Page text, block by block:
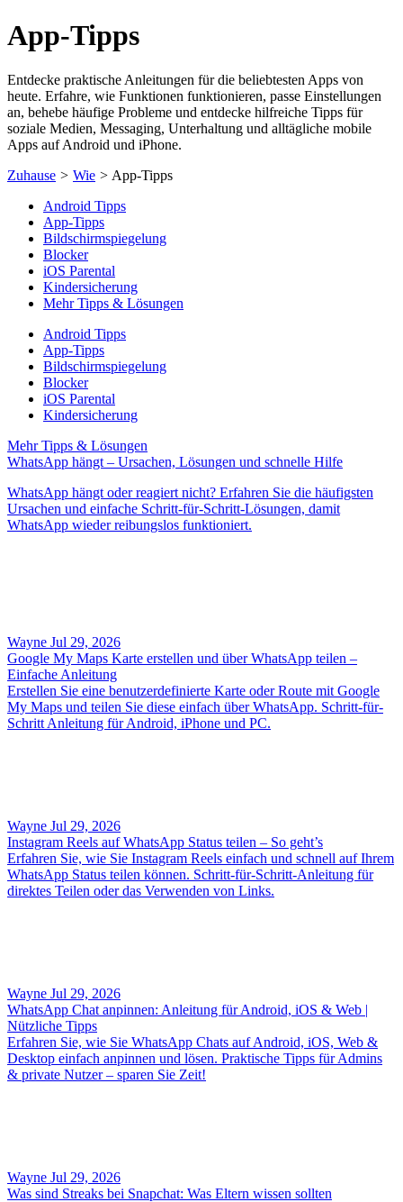
App-Tipps
Entdecke praktische Anleitungen für die beliebtesten Apps von
heute. Erfahre, wie Funktionen funktionieren, passe Einstellungen
an, behebe häufige Probleme und entdecke hilfreiche Tipps für
soziale Medien, Messaging, Unterhaltung und alltägliche mobile
Apps auf Android und iPhone.
Zuhause > Wie > App-Tipps
Android Tipps
App-Tipps
Bildschirmspiegelung
Blocker
iOS Parental
Kindersicherung
Mehr Tipps & Lösungen
Android Tipps
App-Tipps
Bildschirmspiegelung
Blocker
iOS Parental
Kindersicherung
Mehr Tipps & Lösungen
WhatsApp hängt – Ursachen, Lösungen und schnelle Hilfe
WhatsApp hängt oder reagiert nicht? Erfahren Sie die häufigsten
Ursachen und einfache Schritt-für-Schritt-Lösungen, damit
WhatsApp wieder reibungslos funktioniert.
Wayne Jul 29, 2026
Google My Maps Karte erstellen und über WhatsApp teilen –
Einfache Anleitung
Erstellen Sie eine benutzerdefinierte Karte oder Route mit Google
My Maps und teilen Sie diese einfach über WhatsApp. Schritt-für-
Schritt Anleitung für Android, iPhone und PC.
Wayne Jul 29, 2026
Instagram Reels auf WhatsApp Status teilen – So geht’s
Erfahren Sie, wie Sie Instagram Reels einfach und schnell auf Ihrem
WhatsApp Status teilen können. Schritt-für-Schritt-Anleitung für
direktes Teilen oder das Verwenden von Links.
Wayne Jul 29, 2026
WhatsApp Chat anpinnen: Anleitung für Android, iOS & Web |
Nützliche Tipps
Erfahren Sie, wie Sie WhatsApp Chats auf Android, iOS, Web &
Desktop einfach anpinnen und lösen. Praktische Tipps für Admins
& private Nutzer – sparen Sie Zeit!
Wayne Jul 29, 2026
Was sind Streaks bei Snapchat: Was Eltern wissen sollten